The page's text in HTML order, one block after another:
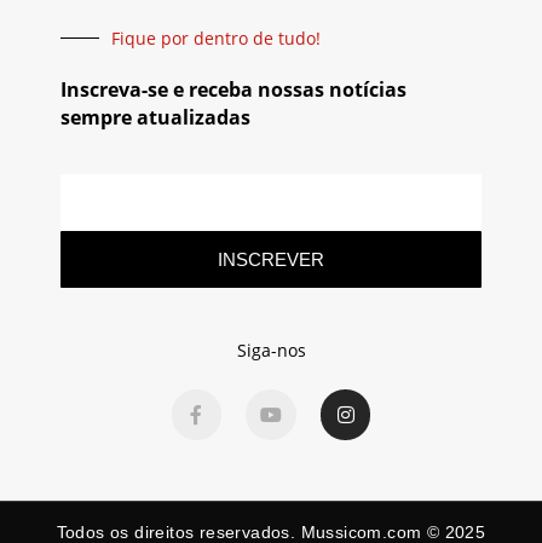
Fique por dentro de tudo!
Inscreva-se e receba nossas notícias
sempre atualizadas
INSCREVER
Siga-nos
Todos os direitos reservados. Mussicom.com © 2025